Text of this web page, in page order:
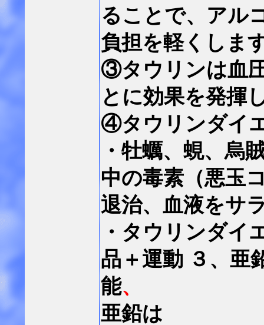
ることで、アル
負担を軽くしま
③タウリンは血
とに効果を発揮
④タウリンダイ
・牡蠣、蜆、烏
中の毒素（悪玉
退治、血液をサ
・タウリンダイ
品＋運動 ３、亜
能、
亜鉛は